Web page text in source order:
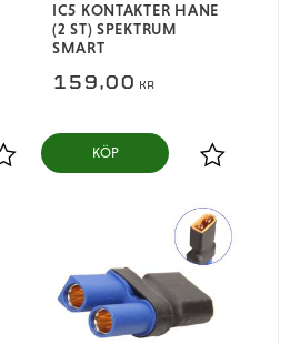
Lägg till i favoriter
IC5 KONTAKTER HANE
(2 ST) SPEKTRUM
SMART
159,00 KR
Lägg till i
KÖP